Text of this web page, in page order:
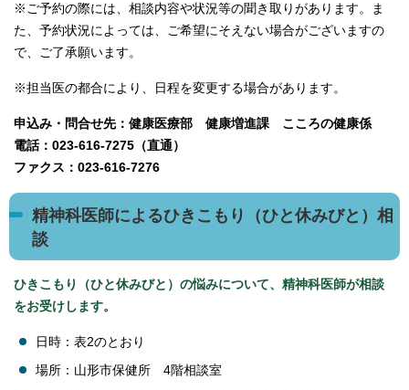
※ご予約の際には、相談内容や状況等の聞き取りがあります。ま
た、予約状況によっては、ご希望にそえない場合がございますの
で、ご了承願います。
※担当医の都合により、日程を変更する場合があります。
申込み・問合せ先：健康医療部 健康増進課 こころの健康係
電話：023-616-7275（直通）
ファクス：023-616-7276
精神科医師によるひきこもり（ひと休みびと）相
談
ひきこもり（ひと休みびと）の悩みについて、精神科医師が相談
をお受けします。
日時：表2のとおり
場所：山形市保健所 4階相談室